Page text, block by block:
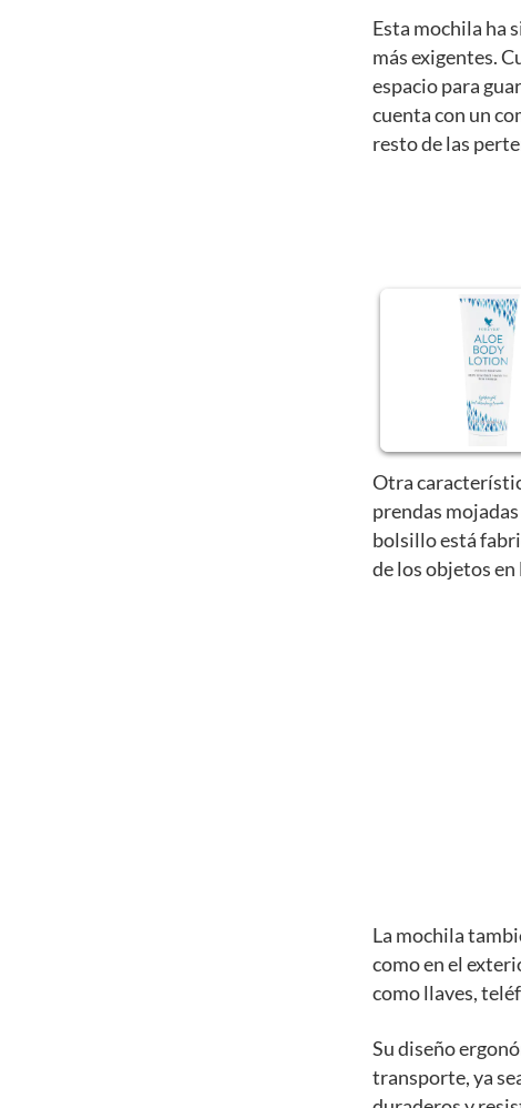
Esta mochila ha
más exigentes.
espacio para
cuenta con un
resto de las
Otra
prendas
bolsillo está
de los objetos
La mochila
como en el
como llaves,
Su diseño
transporte, ya